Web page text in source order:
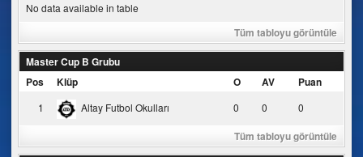
No data available in table
Tüm tabloyu görüntüle
Master Cup B Grubu
Pos
Klüp O AV Puan
1 Altay Futbol Okulları 0 0 0
Tüm tabloyu görüntüle